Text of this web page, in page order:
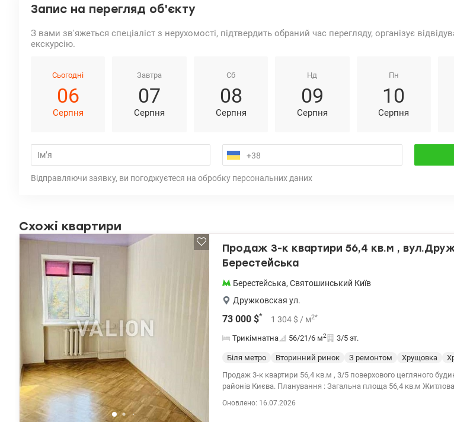
Запис на перегляд об'єкту
З вами зв'яжеться спеціаліст з нерухомості, підтвердить обраний час перегляду, організує
екскурсію.
Сьогодні
06
Серпня
Завтра
07
Серпня
Сб
08
Серпня
Нд
09
Серпня
Пн
10
Серпня
Відправляючи заявку, ви погоджуєтеся на обробку персональних даних
Схожі квартири
Продаж 3-к квартири 56,4 кв.м ,
Берестейська
Берестейська, Святошинський Київ
Дружковская ул.
73 000 $* 1 304 $ / м2*
Трикімнатна 56/21/6 м2 3/5 эт.
Біля метро Вторинний ринок З ремонтом Хрущовка
Продаж 3-к квартири 56,4 кв.м , 3/5 поверхового цегляного будинку в одному з самих
районів Києва. Планування : Загальна площа 56,4 кв.м Житлова 41,9 кв.м ( 20,9 ; 10,4 ; 10,6) Квартира
Оновлено: 16.07.2026